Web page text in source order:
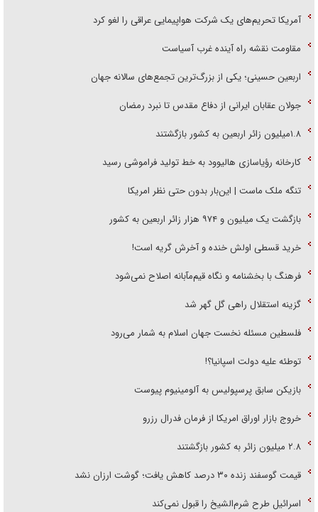
آمریکا تحریم‌های یک شرکت هواپیمایی عراقی را لغو کرد
مقاومت نقشه راه آینده غرب آسیاست
اربعین حسینی؛ یکی از بزرگ‌ترین تجمع‌های سالانه جهان
جولان عقابان ایرانی از دفاع مقدس تا نبرد رمضان
۱.۸میلیون زائر اربعین به کشور بازگشتند
کارخانه رؤیاسازی هالیوود به خط تولید فراموشی رسید
تنگه ملک ماست | این‌بار بدون حتی نظر امریکا
بازگشت یک میلیون و ۹۷۴ هزار زائر اربعین به کشور
خرید قسطی اولش خنده و آخرش گریه است!
فرهنگ با بخشنامه و نگاه قیم‌مآبانه اصلاح نمی‌شود
گزینه استقلال راهی گل گهر شد
فلسطین مسئله نخست جهان اسلام به شمار می‌رود
توطئه علیه دولت اسپانیا؟!
بازیکن سابق پرسپولیس به آلومینیوم پیوست
خروج بازار اوراق امریکا از فرمان فدرال رزرو
۲.۸ میلیون زائر به کشور بازگشتند
قیمت گوسفند زنده ۳۰ درصد کاهش یافت؛ گوشت ارزان نشد
اسرائیل طرح شرم‌الشیخ را قبول نمی‌کند